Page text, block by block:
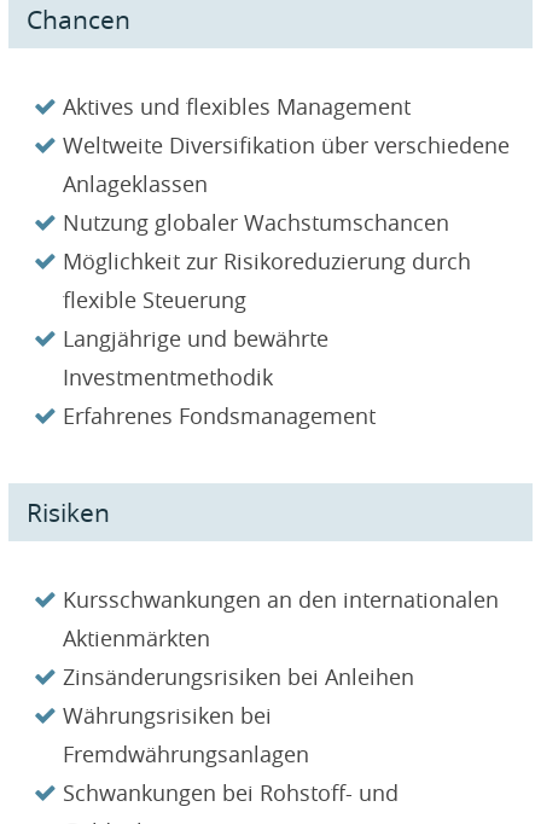
Chancen
Aktives und flexibles Management
Weltweite Diversifikation über verschiedene
Anlageklassen
Nutzung globaler Wachstumschancen
Möglichkeit zur Risikoreduzierung durch
flexible Steuerung
Langjährige und bewährte
Investmentmethodik
Erfahrenes Fondsmanagement
Risiken
Kursschwankungen an den internationalen
Aktienmärkten
Zinsänderungsrisiken bei Anleihen
Währungsrisiken bei
Fremdwährungsanlagen
Schwankungen bei Rohstoff- und